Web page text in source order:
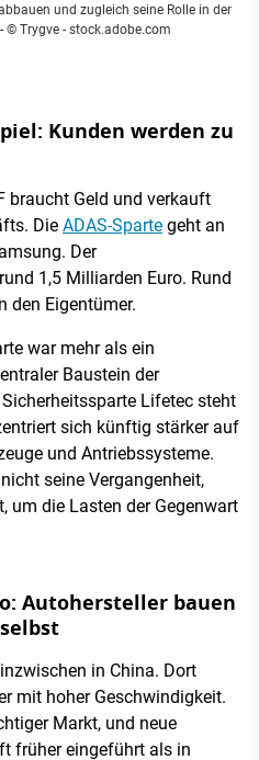
und zugleich seine Rolle in der
- © Trygve - stock.adobe.com
Kunden werden zu
braucht Geld und verkauft
Die ADAS-Sparte geht an
Der
1,5 Milliarden Euro. Rund
den Eigentümer.
war mehr als ein
Baustein der
Lifetec steht
sich künftig stärker auf
und Antriebssysteme.
seine Vergangenheit,
um die Lasten der Gegenwart
Autohersteller bauen
in China. Dort
mit hoher Geschwindigkeit.
Markt, und neue
früher eingeführt als in